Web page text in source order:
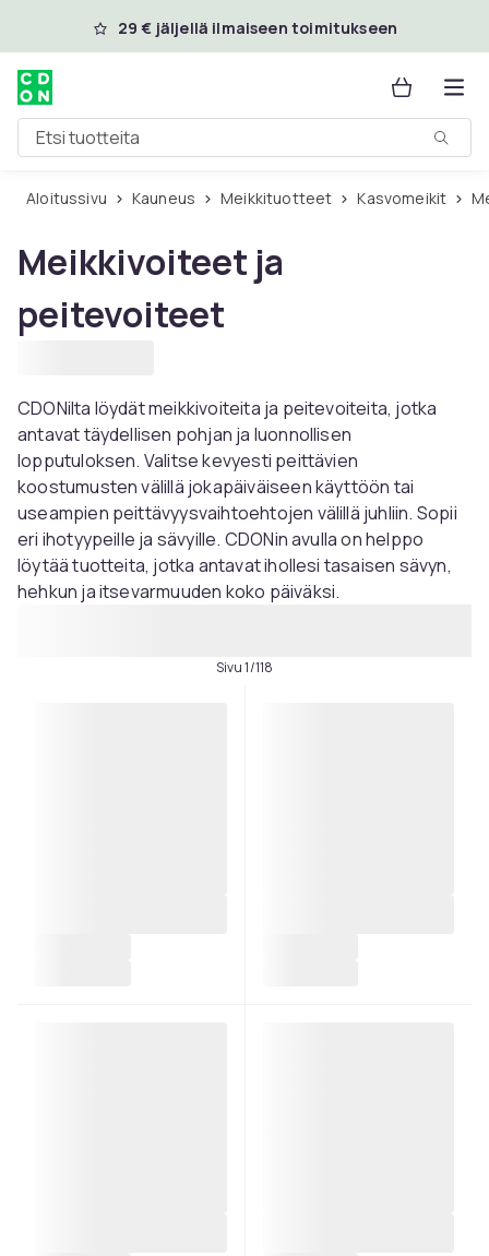
Ohita ja siirry pääsisältöön
29 € jäljellä ilmaiseen toimitukseen
Etsi tuotteita
Aloitussivu Kauneus Meikkituotteet Kasvomeikit
Meikkivoiteet ja
peitevoiteet
CDONilta löydät meikkivoiteita ja peitevoiteita, jotka
antavat täydellisen pohjan ja luonnollisen
lopputuloksen. Valitse kevyesti peittävien
koostumusten välillä jokapäiväiseen käyttöön tai
useampien peittävyysvaihtoehtojen välillä juhliin. Sopii
eri ihotyypeille ja sävyille. CDONin avulla on helppo
löytää tuotteita, jotka antavat ihollesi tasaisen sävyn,
hehkun ja itsevarmuuden koko päiväksi.
Sivu 1/118